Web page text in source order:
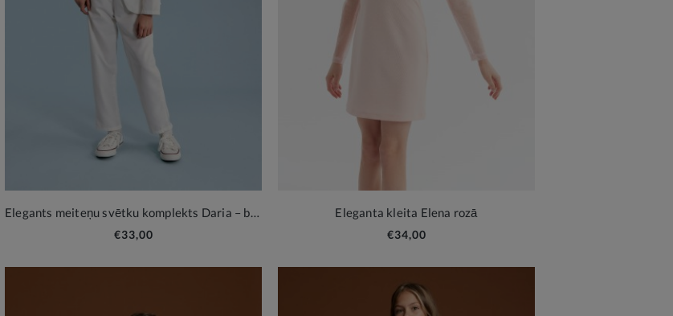
Elegants meiteņu svētku komplekts Daria – baltas bikses un žakete
€33,00
Eleganta kleita Elena rozā
€34,00